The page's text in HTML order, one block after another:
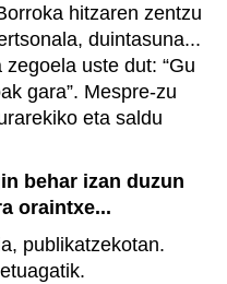
hitzaren zentzu
duintasuna...
uste dut: “Gu
gara”. Mespre-zu
eta saldu
behar izan duzun
oraintxe...
publikatzekotan.